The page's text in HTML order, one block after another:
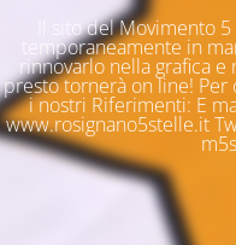
Il sito del Movimento
temporaneamente in
rinnovarlo nella grafica e
presto tornerà on line! Per
i nostri Riferimenti: E
www.rosignano5stelle.it